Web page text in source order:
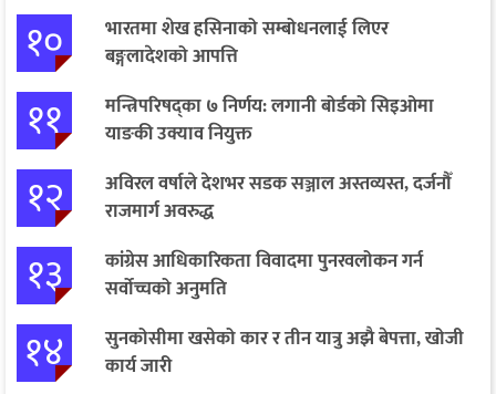
१०
भारतमा शेख हसिनाको सम्बोधनलाई लिएर
बङ्गलादेशको आपत्ति
११
मन्त्रिपरिषद्का ७ निर्णय: लगानी बोर्डको सिइओमा
याङकी उक्याव नियुक्त
१२
अविरल वर्षाले देशभर सडक सञ्जाल अस्तव्यस्त, दर्जनौँ
राजमार्ग अवरुद्ध
१३
कांग्रेस आधिकारिकता विवादमा पुनरवलोकन गर्न
सर्वोच्चको अनुमति
१४
सुनकोसीमा खसेको कार र तीन यात्रु अझै बेपत्ता, खोजी
कार्य जारी